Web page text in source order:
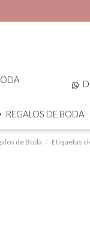
REGALOS DE BODA
de Boda Etiquetas